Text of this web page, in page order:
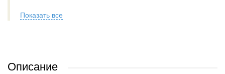
Показать все
Описание